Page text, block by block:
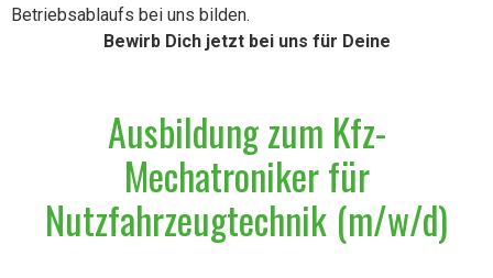
Betriebsablaufs bei uns bilden.
Bewirb Dich jetzt bei uns für Deine
Ausbildung zum Kfz-
Mechatroniker für
Nutzfahrzeugtechnik (m/w/d)